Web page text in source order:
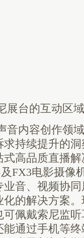
展台的互动区域
音内容创作领
持续提升的
高品质直播
FX3电影摄像
音、视频协
的解决方案
佩戴索尼监
通过手机等